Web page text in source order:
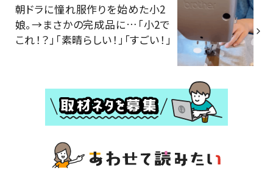
朝ドラに憧れ服作りを始めた小2
娘。→まさかの完成品に…「小2で
これ！？」「素晴らしい！」「すごい！」